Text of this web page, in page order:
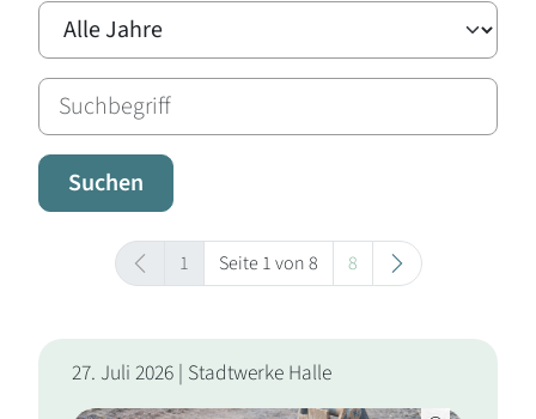
Alle Jahre
Suchen
1 Seite 1 von 8 8
27. Juli 2026 | Stadtwerke Halle